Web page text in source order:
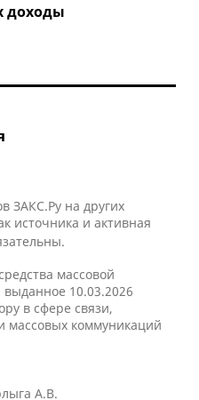
доходы
ЗАКС.Ру на других
источника и активная
массовой
10.03.2026
в сфере связи,
массовых коммуникаций
А.В.